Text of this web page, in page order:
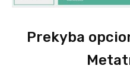
Prekyba